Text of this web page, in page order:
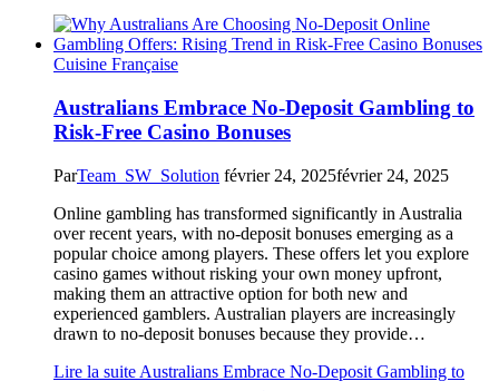
Cuisine Française
Australians Embrace No-Deposit Gambling to
Risk-Free Casino Bonuses
ParTeam_SW_Solution février 24, 2025février 24, 2025
Online gambling has transformed significantly in Australia
over recent years, with no-deposit bonuses emerging as a
popular choice among players. These offers let you explore
casino games without risking your own money upfront,
making them an attractive option for both new and
experienced gamblers. Australian players are increasingly
drawn to no-deposit bonuses because they provide…
Lire la suite Australians Embrace No-Deposit Gambling to